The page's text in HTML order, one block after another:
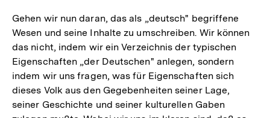
Gehen wir nun daran, das als „deutsch" begriffene
Wesen und seine Inhalte zu umschreiben. Wir können
das nicht, indem wir ein Verzeichnis der typischen
Eigenschaften „der Deutschen" anlegen, sondern
indem wir uns fragen, was für Eigenschaften sich
dieses Volk aus den Gegebenheiten seiner Lage,
seiner Geschichte und seiner kulturellen Gaben